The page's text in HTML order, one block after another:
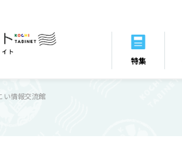
特集
い情報交流館